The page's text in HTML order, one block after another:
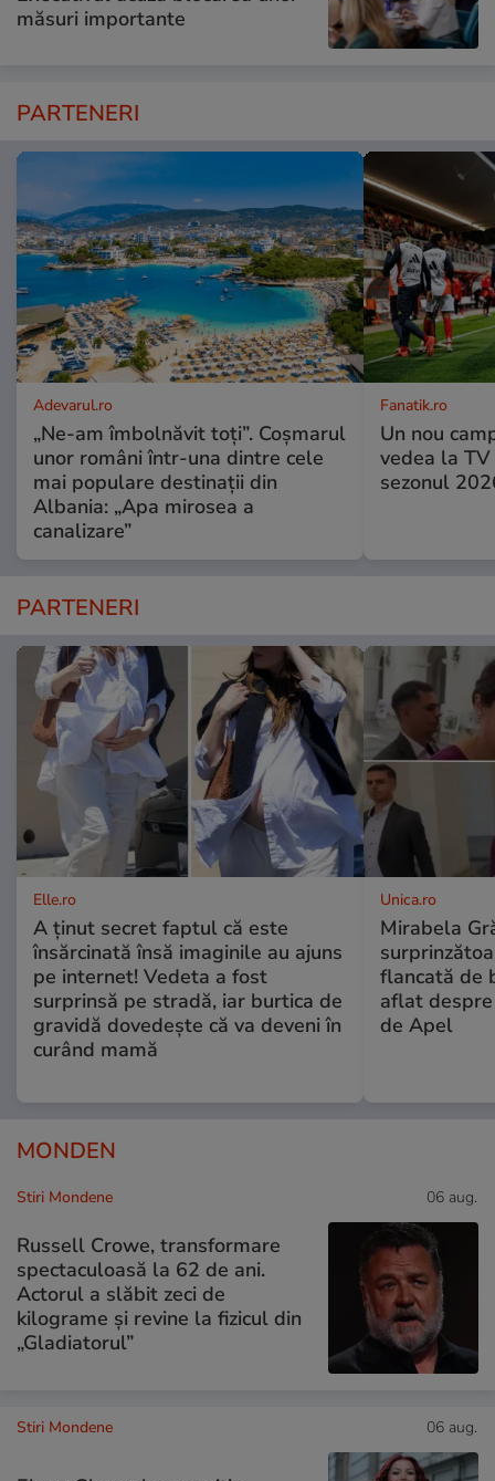
măsuri importante
PARTENERI
Adevarul.ro
„Ne-am îmbolnăvit toți”. Coșmarul
unor români într-una dintre cele
mai populare destinații din
Albania: „Apa mirosea a
canalizare”
Fanatik.ro
Un nou
vedea la
sezonul
PARTENERI
Elle.ro
A ținut secret faptul că este
însărcinată însă imaginile au ajuns
pe internet! Vedeta a fost
surprinsă pe stradă, iar burtica de
gravidă dovedește că va deveni în
curând mamă
Unica.ro
Mirabela
flancată de
aflat
de Apel
MONDEN
Stiri Mondene 06 aug.
Russell Crowe, transformare
spectaculoasă la 62 de ani.
Actorul a slăbit zeci de
kilograme și revine la fizicul din
„Gladiatorul”
Stiri Mondene 06 aug.